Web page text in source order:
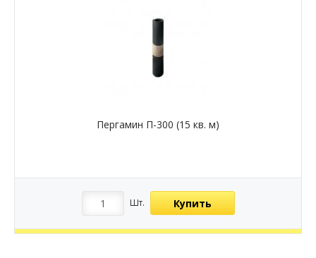
Пергамин П-300 (15 кв. м)
Шт. Купить